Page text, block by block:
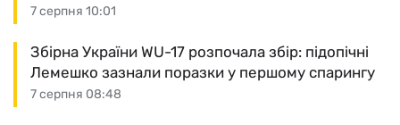
7 серпня 10:01
7 серпня 08:48
Збірна України WU-17 розпочала збір: підопічні
Лемешко зазнали поразки у першому спарингу